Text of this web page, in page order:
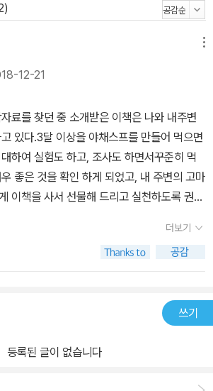
12-21
료를 찾던 중 소개받은 이책은 나와 내주변
있다.3달 이상을 야채스프를 만들어 먹으면
하여 실험도 하고, 조사도 하면서꾸준히 먹
좋은 것을 확인 하게 되었고, 내 주변의 고마
이책을 사서 선물해 드리고 실천하도록 권하
다. 일부내용은 조금 수정이 필요하나, 기본적
인 보약이라는 것을 새삼 체험 하고 있다.특
리는 노인들에겐 필수보약으로 강권하다시
모습으로 오늘도 열심히 야체스프와 현미차
어서 그늘에 널어 말리고 있다오늘도 베란다
더보기
쓰기
등록된 글이 없습니다